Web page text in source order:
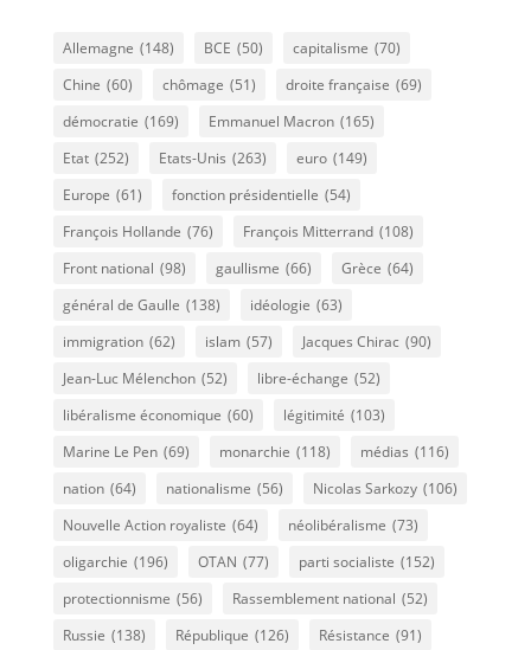
Allemagne (148) BCE (50) capitalisme (70)
Chine (60) chômage (51) droite française (69)
démocratie (169) Emmanuel Macron (165)
Etat (252) Etats-Unis (263) euro (149)
Europe (61) fonction présidentielle (54)
François Hollande (76) François Mitterrand (108)
Front national (98) gaullisme (66) Grèce (64)
général de Gaulle (138) idéologie (63)
immigration (62) islam (57) Jacques Chirac (90)
Jean-Luc Mélenchon (52) libre-échange (52)
libéralisme économique (60) légitimité (103)
Marine Le Pen (69) monarchie (118) médias (116)
nation (64) nationalisme (56) Nicolas Sarkozy (106)
Nouvelle Action royaliste (64) néolibéralisme (73)
oligarchie (196) OTAN (77) parti socialiste (152)
protectionnisme (56) Rassemblement national (52)
Russie (138) République (126) Résistance (91)